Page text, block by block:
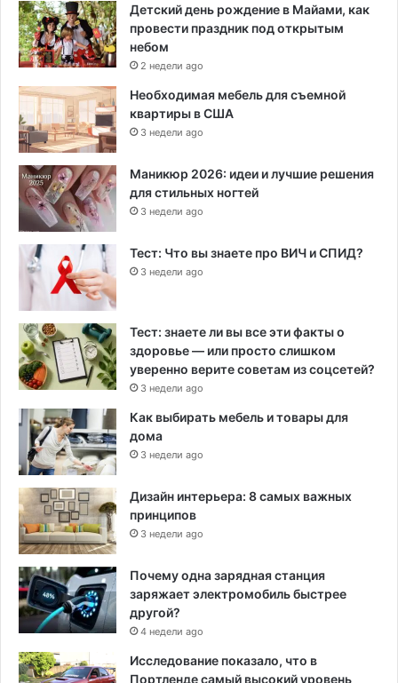
Детский день рождение в Майами, как
провести праздник под открытым
небом
2 недели ago
Необходимая мебель для съемной
квартиры в США
3 недели ago
Маникюр 2026: идеи и лучшие решения
для стильных ногтей
3 недели ago
Тест: Что вы знаете про ВИЧ и СПИД?
3 недели ago
Тест: знаете ли вы все эти факты о
здоровье — или просто слишком
уверенно верите советам из соцсетей?
3 недели ago
Как выбирать мебель и товары для
дома
3 недели ago
Дизайн интерьера: 8 самых важных
принципов
3 недели ago
Почему одна зарядная станция
заряжает электромобиль быстрее
другой?
4 недели ago
Исследование показало, что в
Портленде самый высокий уровень